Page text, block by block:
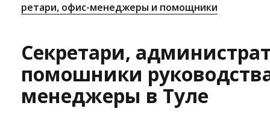
ретари, офис-менеджеры и помощники
Секретари,
помошники
менеджеры в Туле